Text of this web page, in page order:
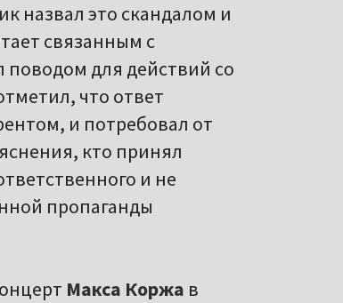
назвал это скандалом и
связанным с
поводом для действий со
что ответ
и потребовал от
кто принял
и не
пропаганды
Макса Коржа в